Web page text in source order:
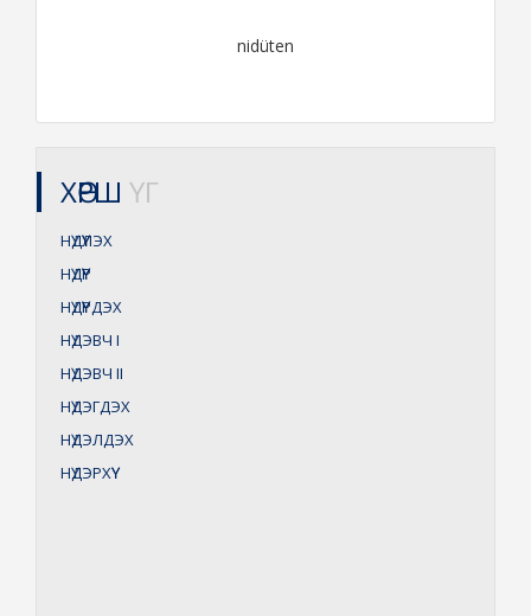
nidüten
ХӨРШ ҮГ
НҮДҮҮЛЭХ
НҮДҮҮР
НҮДҮҮРДЭХ
НҮДЭВЧ I
НҮДЭВЧ II
НҮДЭГДЭХ
НҮДЭЛДЭХ
НҮДЭРХҮҮ